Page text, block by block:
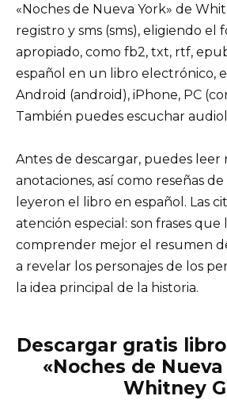
«Noches de Nueva York» de
registro y sms (sms), eligiendo el
apropiado, como fb2, txt, rtf,
español en un libro electrónico,
Android (android), iPhone, PC
También puedes escuchar
Antes de descargar, puedes leer
anotaciones, así como reseñas
leyeron el libro en español. Las
atención especial: son frases que
comprender mejor el resumen
a revelar los personajes de los
la idea principal de la historia.
Descargar gratis
«Noches de
Whitney